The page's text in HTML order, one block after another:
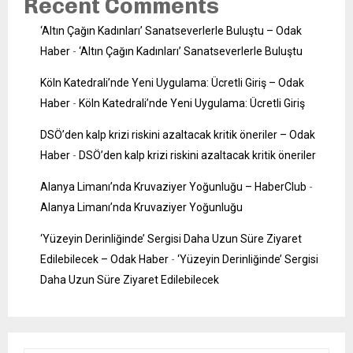
Recent Comments
‘Altın Çağın Kadınları’ Sanatseverlerle Buluştu – Odak
Haber - ‘Altın Çağın Kadınları’ Sanatseverlerle Buluştu
Köln Katedrali’nde Yeni Uygulama: Ücretli Giriş – Odak
Haber - Köln Katedrali’nde Yeni Uygulama: Ücretli Giriş
DSÖ’den kalp krizi riskini azaltacak kritik öneriler – Odak
Haber - DSÖ’den kalp krizi riskini azaltacak kritik öneriler
Alanya Limanı’nda Kruvaziyer Yoğunluğu – HaberClub -
Alanya Limanı’nda Kruvaziyer Yoğunluğu
‘Yüzeyin Derinliğinde’ Sergisi Daha Uzun Süre Ziyaret
Edilebilecek – Odak Haber - ‘Yüzeyin Derinliğinde’ Sergisi
Daha Uzun Süre Ziyaret Edilebilecek